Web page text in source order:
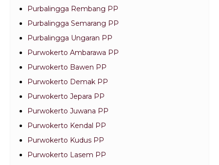
Purbalingga Rembang PP
Purbalingga Semarang PP
Purbalingga Ungaran PP
Purwokerto Ambarawa PP
Purwokerto Bawen PP
Purwokerto Demak PP
Purwokerto Jepara PP
Purwokerto Juwana PP
Purwokerto Kendal PP
Purwokerto Kudus PP
Purwokerto Lasem PP